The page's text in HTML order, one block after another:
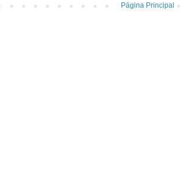
Página Principal